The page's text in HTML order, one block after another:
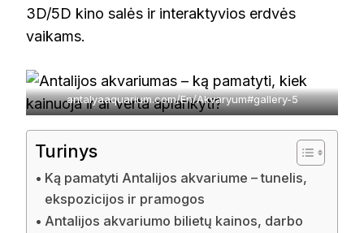
3D/5D kino salės ir interaktyvios erdvės
vaikams.
antalyaaquarium.com/En/Akvaryum#gallery-5
Turinys
Ką pamatyti Antalijos akvariume – tunelis,
ekspozicijos ir pramogos
Antalijos akvariumo bilietų kainos, darbo